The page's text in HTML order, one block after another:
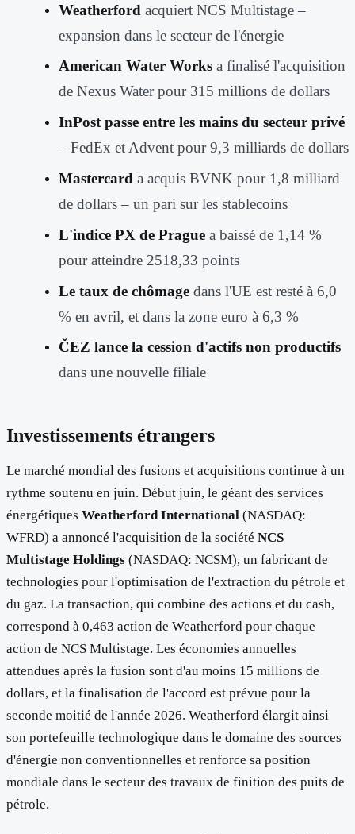
Weatherford acquiert NCS Multistage –
expansion dans le secteur de l'énergie
American Water Worksa finalisé l'acquisition
de Nexus Water pour 315 millions de dollars
InPost passe entre les mains du secteur privé
– FedEx et Advent pour 9,3 milliards de dollars
Mastercard a acquis BVNK pour 1,8 milliard
de dollars – un pari sur les stablecoins
L'indice PX de Praguea baissé de 1,14 %
pour atteindre 2518,33 points
Le taux de chômagedans l'UE est resté à 6,0
% en avril, et dans la zone euro à 6,3 %
ČEZ lance la cession d'actifs non productifs
dans une nouvelle filiale
Investissements étrangers
Le marché mondial des fusions et acquisitions continue à un
rythme soutenu en juin. Début juin, le géant des services
énergétiques Weatherford International (NASDAQ:
WFRD) a annoncé l'acquisition de la société NCS
Multistage Holdings (NASDAQ: NCSM), un fabricant de
technologies pour l'optimisation de l'extraction du pétrole et
du gaz. La transaction, qui combine des actions et du cash,
correspond à 0,463 action de Weatherford pour chaque
action de NCS Multistage. Les économies annuelles
attendues après la fusion sont d'au moins 15 millions de
dollars, et la finalisation de l'accord est prévue pour la
seconde moitié de l'année 2026. Weatherford élargit ainsi
son portefeuille technologique dans le domaine des sources
d'énergie non conventionnelles et renforce sa position
mondiale dans le secteur des travaux de finition des puits de
pétrole.